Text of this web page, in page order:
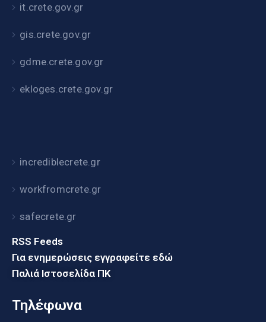
it.crete.gov.gr
gis.crete.gov.gr
gdme.crete.gov.gr
ekloges.crete.gov.gr
incrediblecrete.gr
workfromcrete.gr
safecrete.gr
RSS Feeds
Για ενημερώσεις εγγραφείτε εδώ
Παλιά Ιστοσελίδα ΠΚ
Τηλέφωνα